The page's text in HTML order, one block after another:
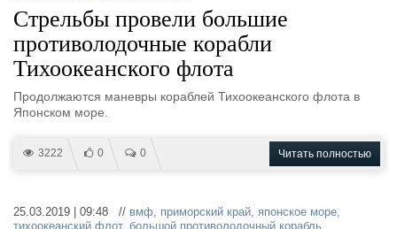
Стрельбы провели большие
противолодочные корабли
Тихоокеанского флота
Продолжаются маневры кораблей Тихоокеанского флота в
Японском море.
3222 0 0 Читать полностью
25.03.2019 | 09:48 // вмф, приморский край, японское море,
тихоокеанский флот, большой противолодочный корабль